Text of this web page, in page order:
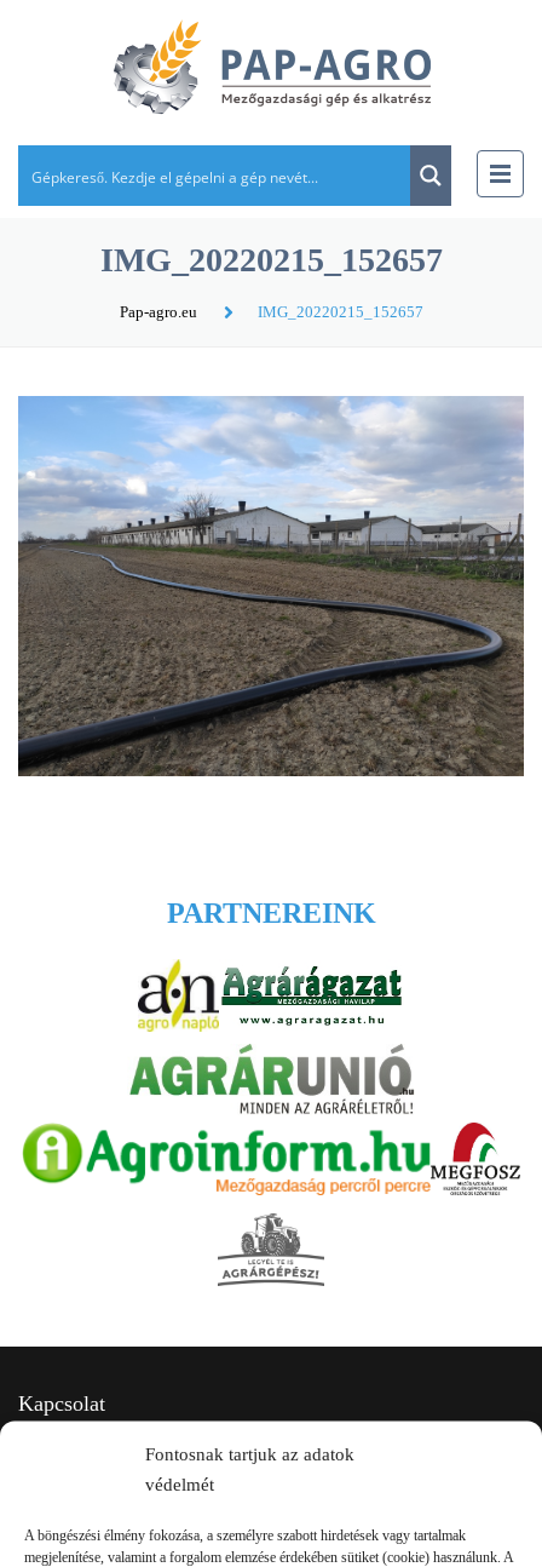
Fontosnak tartjuk az adatok
védelmét
A böngészési élmény fokozása, a személyre szabott hirdetések vagy tartalmak
megjelenítése, valamint a forgalom elemzése érdekében sütiket (cookie) használunk. A
IMG_20220215_152657
Pap-agro.eu IMG_20220215_152657
PARTNEREINK
Kapcsolat